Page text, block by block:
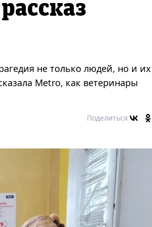
не только людей, но и их
Metro, как ветеринары
Поделиться